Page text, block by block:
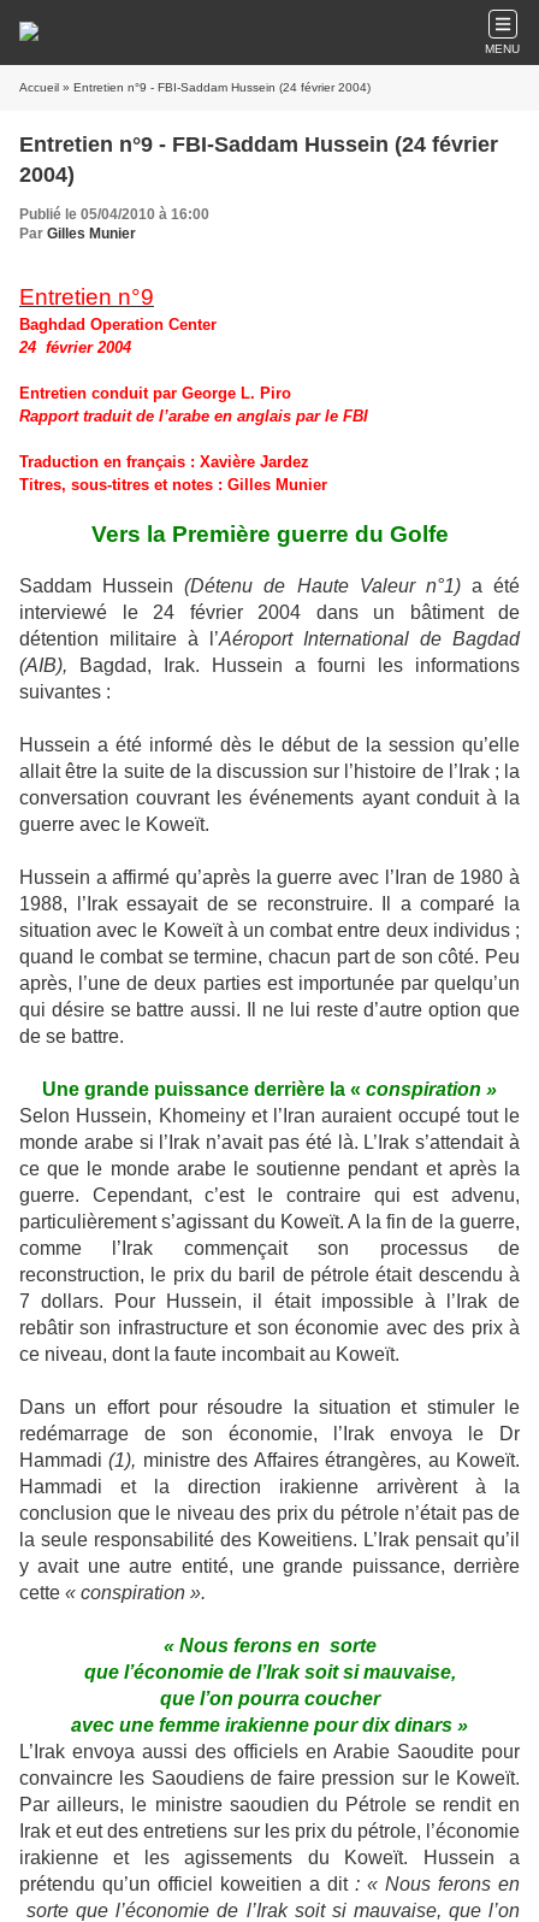
MENU
Accueil » Entretien n°9 - FBI-Saddam Hussein (24 février 2004)
Entretien n°9 - FBI-Saddam Hussein (24 février
2004)
Publié le 05/04/2010 à 16:00
Par Gilles Munier
Entretien n°9
Baghdad Operation Center
24 février 2004
Entretien conduit par George L. Piro
Rapport traduit de l’arabe en anglais par le FBI
Traduction en français : Xavière Jardez
Titres, sous-titres et notes : Gilles Munier
Vers la Première guerre du Golfe
Saddam Hussein(Détenu de Haute Valeur n°1)a été
interviewé le 24 février 2004 dans un bâtiment de
détention militaire à l’Aéroport International de Bagdad
(AIB), Bagdad, Irak. Hussein a fourni les informations
suivantes :
Hussein a été informé dès le début de la session qu’elle
allait être la suite de la discussion sur l’histoire de l’Irak ; la
conversation couvrant les événements ayant conduit à la
guerre avec le Koweït.
Hussein a affirmé qu’après la guerre avec l’Iran de 1980 à
1988, l’Irak essayait de se reconstruire. Il a comparé la
situation avec le Koweït à un combat entre deux individus ;
quand le combat se termine, chacun part de son côté. Peu
après, l’une de deux parties est importunée par quelqu’un
qui désire se battre aussi. Il ne lui reste d’autre option que
de se battre.
Une grande puissance derrière la « conspiration »
Selon Hussein, Khomeiny et l’Iran auraient occupé tout le
monde arabe si l’Irak n’avait pas été là. L’Irak s’attendait à
ce que le monde arabe le soutienne pendant et après la
guerre. Cependant, c’est le contraire qui est advenu,
particulièrement s’agissant du Koweït. A la fin de la guerre,
comme l’Irak commençait son processus de
reconstruction, le prix du baril de pétrole était descendu à
7 dollars. Pour Hussein, il était impossible à l’Irak de
rebâtir son infrastructure et son économie avec des prix à
ce niveau, dont la faute incombait au Koweït.
Dans un effort pour résoudre la situation et stimuler le
redémarrage de son économie, l’Irak envoya le Dr
Hammadi(1), ministre des Affaires étrangères, au Koweït.
Hammadi et la direction irakienne arrivèrent à la
conclusion que le niveau des prix du pétrole n’était pas de
la seule responsabilité des Koweitiens. L’Irak pensait qu’il
y avait une autre entité, une grande puissance, derrière
cette « conspiration ».
« Nous ferons en sorte
que l’économie de l’Irak soit si mauvaise,
que l’on pourra coucher
avec une femme irakienne pour dix dinars »
L’Irak envoya aussi des officiels en Arabie Saoudite pour
convaincre les Saoudiens de faire pression sur le Koweït.
Par ailleurs, le ministre saoudien du Pétrole se rendit en
Irak et eut des entretiens sur les prix du pétrole, l’économie
irakienne et les agissements du Koweït. Hussein a
prétendu qu’un officiel koweitien a dit : « Nous ferons en
sorte que l’économie de l’Irak soit si mauvaise, que l’on